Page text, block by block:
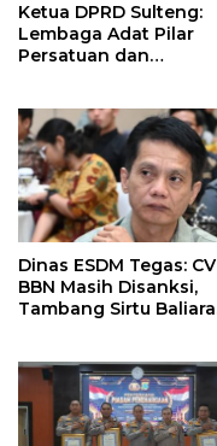
Ketua DPRD Sulteng:
Lembaga Adat Pilar
Persatuan dan
Dinas ESDM Tegas: CV
BBN Masih Disanksi,
Tambang Sirtu Baliara